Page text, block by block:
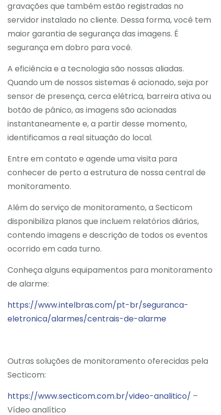
gravações que também estão registradas no
servidor instalado no cliente. Dessa forma, você tem
maior garantia de segurança das imagens. É
segurança em dobro para você.
A eficiência e a tecnologia são nossas aliadas.
Quando um de nossos sistemas é acionado, seja por
sensor de presença, cerca elétrica, barreira ativa ou
botão de pânico, as imagens são acionadas
instantaneamente e, a partir desse momento,
identificamos a real situação do local.
Entre em contato e agende uma visita para
conhecer de perto a estrutura de nossa central de
monitoramento.
Além do serviço de monitoramento, a Secticom
disponibiliza planos que incluem relatórios diários,
contendo imagens e descrição de todos os eventos
ocorrido em cada turno.
Conheça alguns equipamentos para monitoramento
de alarme:
https://www.intelbras.com/pt-br/seguranca-
eletronica/alarmes/centrais-de-alarme
Outras soluções de monitoramento oferecidas pela
Secticom:
https://www.secticom.com.br/video-analitico/ –
Vídeo analítico